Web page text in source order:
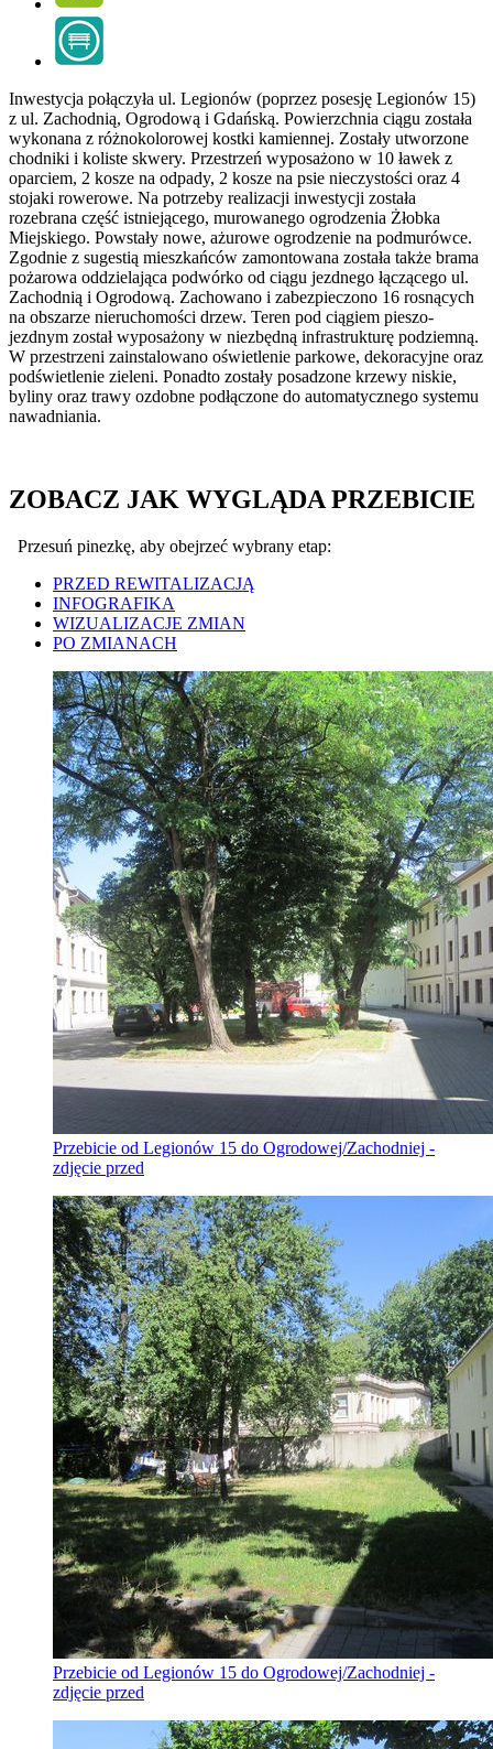
Inwestycja połączyła ul. Legionów (poprzez posesję Legionów 15)
z ul. Zachodnią, Ogrodową i Gdańską. Powierzchnia ciągu została
wykonana z różnokolorowej kostki kamiennej. Zostały utworzone
chodniki i koliste skwery. Przestrzeń wyposażono w 10 ławek z
oparciem, 2 kosze na odpady, 2 kosze na psie nieczystości oraz 4
stojaki rowerowe. Na potrzeby realizacji inwestycji została
rozebrana część istniejącego, murowanego ogrodzenia Żłobka
Miejskiego. Powstały nowe, ażurowe ogrodzenie na podmurówce.
Zgodnie z sugestią mieszkańców zamontowana została także brama
pożarowa oddzielająca podwórko od ciągu jezdnego łączącego ul.
Zachodnią i Ogrodową. Zachowano i zabezpieczono 16 rosnących
na obszarze nieruchomości drzew. Teren pod ciągiem pieszo-
jezdnym został wyposażony w niezbędną infrastrukturę podziemną.
W przestrzeni zainstalowano oświetlenie parkowe, dekoracyjne oraz
podświetlenie zieleni. Ponadto zostały posadzone krzewy niskie,
byliny oraz trawy ozdobne podłączone do automatycznego systemu
nawadniania.
ZOBACZ JAK WYGLĄDA PRZEBICIE
Przesuń pinezkę, aby obejrzeć wybrany etap:
PRZED REWITALIZACJĄ
INFOGRAFIKA
WIZUALIZACJE ZMIAN
PO ZMIANACH
Przebicie od Legionów 15 do Ogrodowej/Zachodniej -
zdjęcie przed
Przebicie od Legionów 15 do Ogrodowej/Zachodniej -
zdjęcie przed